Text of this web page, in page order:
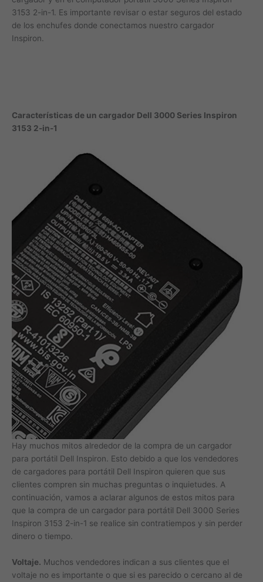
3153 2-in-1. Es importante revisar o estar seguros del estado
de los enchufes donde conectamos nuestro cargador
Inspiron.
Características de un cargador Dell 3000 Series Inspiron
3153 2-in-1
Hay muchos mitos alrededor de la compra de un cargador
para portátil Dell Inspiron. Esto debido a que los vendedores
de cargadores para portátil Dell Inspiron quieren que sus
clientes compren sin muchas preguntas o inquietudes. A
continuación, vamos a aclarar algunos de estos mitos para
que la compra de un cargador para portátil Dell 3000 Series
Inspiron 3153 2-in-1 se realice sin contratiempos y sin perder
dinero o tiempo.
Voltaje. Muchos vendedores indican a sus clientes que el
voltaje no es importante o que si es parecido o cercano al de